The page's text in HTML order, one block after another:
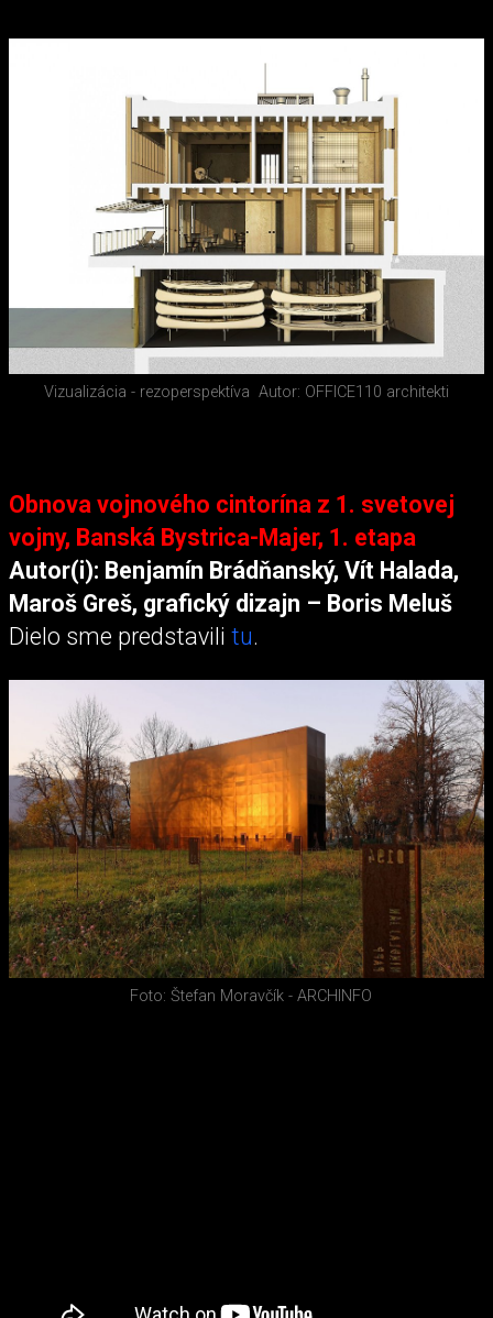
Vizualizácia - rezoperspektíva Autor: OFFICE110 architekti
Obnova vojnového cintorína z 1. svetovej
vojny, Banská Bystrica-Majer, 1. etapa
Autor(i): Benjamín Brádňanský, Vít Halada,
Maroš Greš, grafický dizajn – Boris Meluš
Dielo sme predstavili tu.
Foto: Štefan Moravčík - ARCHINFO